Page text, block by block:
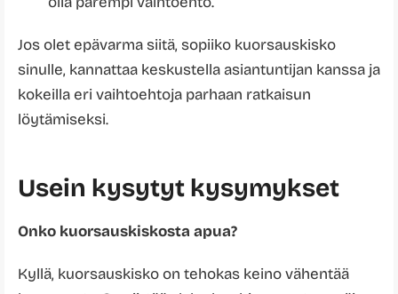
Jos olet epävarma siitä, sopiiko kuorsauskisko
sinulle, kannattaa keskustella asiantuntijan kanssa ja
kokeilla eri vaihtoehtoja parhaan ratkaisun
löytämiseksi.
Usein kysytyt kysymykset
Onko kuorsauskiskosta apua?
Kyllä, kuorsauskisko on tehokas keino vähentää